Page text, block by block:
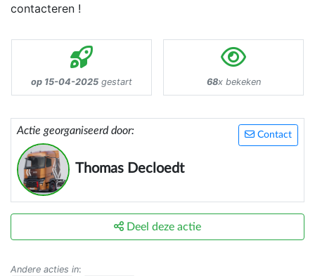
contacteren !
op 15-04-2025 gestart 68x bekeken
Contact
Actie georganiseerd door:
Thomas Decloedt
Deel deze actie
Andere acties in: